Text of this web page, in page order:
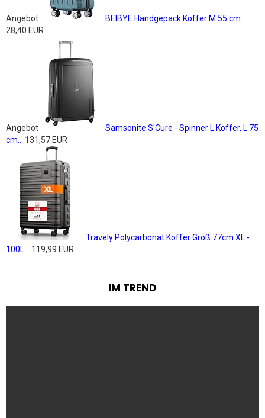
Angebot
BEIBYE Handgepäck Koffer M 55 cm...
28,40 EUR
Angebot
Samsonite S'Cure - Spinner L Koffer, L 75
cm...
131,57 EUR
Travely Polycarbonat Koffer Groß 77cm XL -
100L...
119,99 EUR
IM TREND